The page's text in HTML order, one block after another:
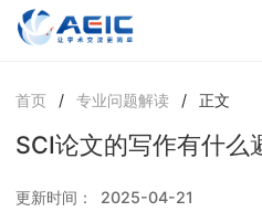
首页 / 专业问题解读 / 正文
SCI论文的写作有什么
更新时间： 2025-04-21